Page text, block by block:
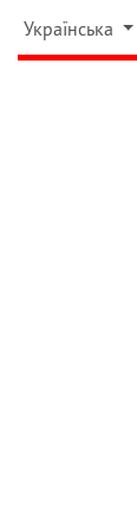
Українська